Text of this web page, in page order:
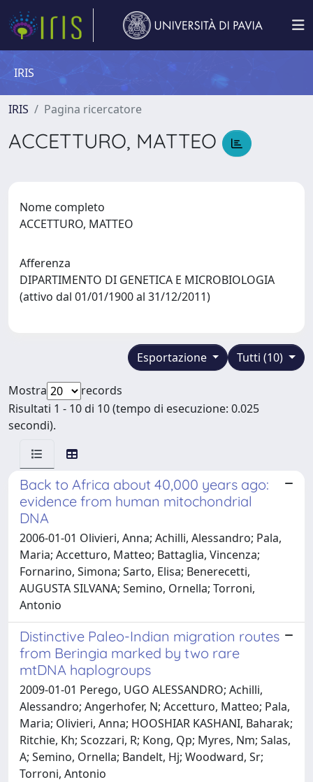
IRIS
IRIS Pagina ricercatore
ACCETTURO, MATTEO
Nome completo
ACCETTURO, MATTEO
Afferenza
DIPARTIMENTO DI GENETICA E MICROBIOLOGIA
(attivo dal 01/01/1900 al 31/12/2011)
Tutti (10)
Esportazione
Mostra
records
Risultati 1 - 10 di 10 (tempo di esecuzione: 0.025
secondi).
Back to Africa about 40,000 years ago:
evidence from human mitochondrial
DNA
2006-01-01 Olivieri, Anna; Achilli, Alessandro; Pala,
Maria; Accetturo, Matteo; Battaglia, Vincenza;
Fornarino, Simona; Sarto, Elisa; Benerecetti,
AUGUSTA SILVANA; Semino, Ornella; Torroni,
Antonio
Distinctive Paleo-Indian migration routes
from Beringia marked by two rare
mtDNA haplogroups
2009-01-01 Perego, UGO ALESSANDRO; Achilli,
Alessandro; Angerhofer, N; Accetturo, Matteo; Pala,
Maria; Olivieri, Anna; HOOSHIAR KASHANI, Baharak;
Ritchie, Kh; Scozzari, R; Kong, Qp; Myres, Nm; Salas,
A; Semino, Ornella; Bandelt, Hj; Woodward, Sr;
Torroni, Antonio